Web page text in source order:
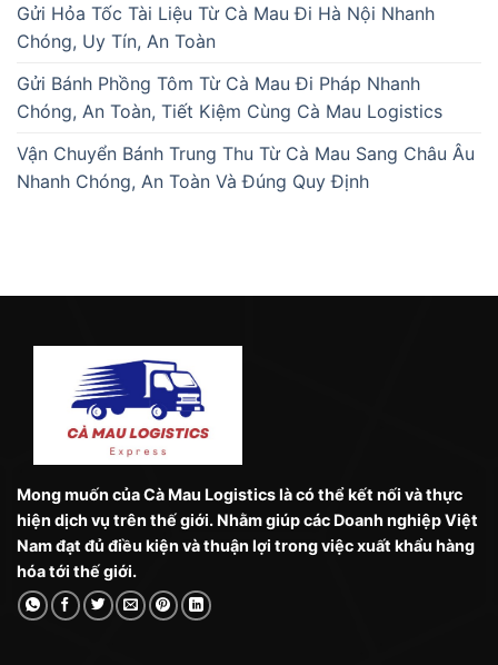
Gửi Hỏa Tốc Tài Liệu Từ Cà Mau Đi Hà Nội Nhanh
Chóng, Uy Tín, An Toàn
Gửi Bánh Phồng Tôm Từ Cà Mau Đi Pháp Nhanh
Chóng, An Toàn, Tiết Kiệm Cùng Cà Mau Logistics
Vận Chuyển Bánh Trung Thu Từ Cà Mau Sang Châu Âu
Nhanh Chóng, An Toàn Và Đúng Quy Định
Mong muốn của Cà Mau Logistics là có thể kết nối và thực
hiện dịch vụ trên thế giới. Nhằm giúp các Doanh nghiệp Việt
Nam đạt đủ điều kiện và thuận lợi trong việc xuất khẩu hàng
hóa tới thế giới.